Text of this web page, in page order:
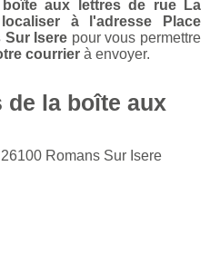
boîte aux lettres de rue La
localiser à l'adresse Place
Sur Isere pour vous permettre
courrier à envoyer.
de la boîte aux
Romans Sur Isere